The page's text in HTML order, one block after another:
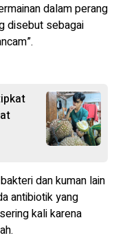
dalam perang
disebut sebagai
dan kuman lain
antibiotik yang
kali karena